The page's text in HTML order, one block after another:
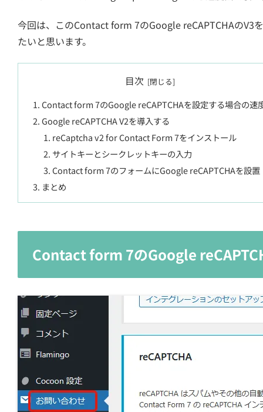
今回は、このContact form 7のGoogle reCAPTCHAのV3
たいと思います。
目次
Contact form 7のGoogle reCAPTCHAを設定する場合の速
Google reCAPTCHA V2を導入する
reCaptcha v2 for Contact Form 7をインストール
サイトキーとシークレットキーの入力
Contact form 7のフォームにGoogle reCAPTCHAを設置
まとめ
Contact form 7のGoogle